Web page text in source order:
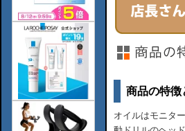
商品の特徴
オイルはモニタ